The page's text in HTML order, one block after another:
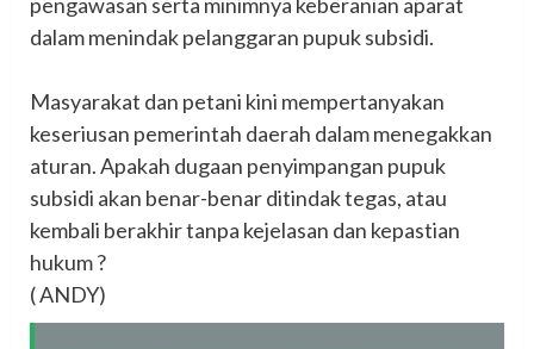
dalam menindak pelanggaran pupuk subsidi.
‎Masyarakat dan petani kini mempertanyakan
keseriusan pemerintah daerah dalam menegakkan
aturan. Apakah dugaan penyimpangan pupuk
subsidi akan benar-benar ditindak tegas, atau
kembali berakhir tanpa kejelasan dan kepastian
hukum ?
‎( ANDY)